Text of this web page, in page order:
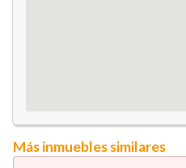
Más inmuebles similares